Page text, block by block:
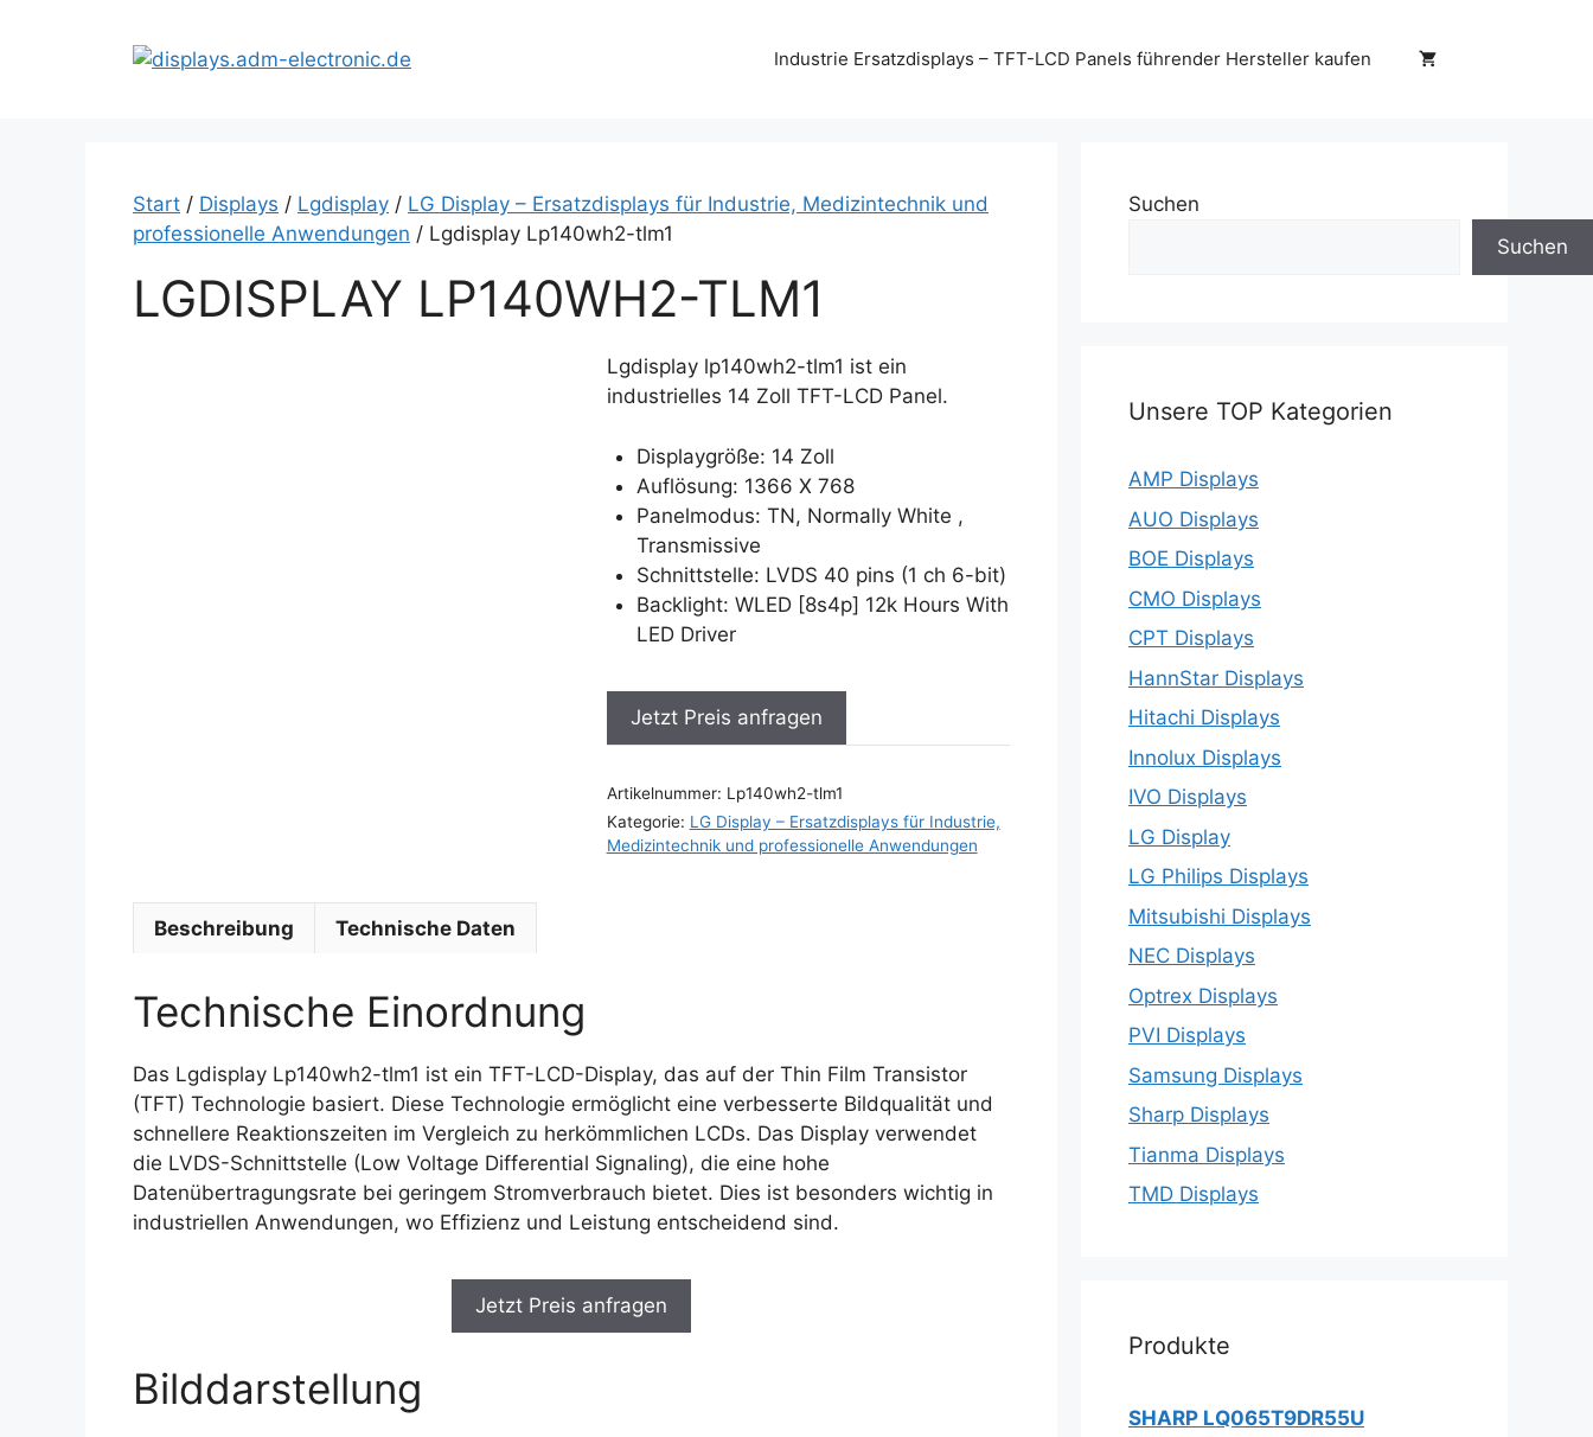
Industrie Ersatzdisplays – TFT-LCD Panels führender Hersteller kaufen
Start / Displays / Lgdisplay / LG Display – Ersatzdisplays für Industrie, Medizintechnik und
professionelle Anwendungen / Lgdisplay Lp140wh2-tlm1
LGDISPLAY LP140WH2-TLM1
Lgdisplay lp140wh2-tlm1 ist ein
industrielles 14 Zoll TFT-LCD Panel.
Displaygröße: 14 Zoll
Auflösung: 1366 X 768
Panelmodus: TN, Normally White ,
Transmissive
Schnittstelle: LVDS 40 pins (1 ch 6-bit)
Backlight: WLED [8s4p] 12k Hours With
LED Driver
Jetzt Preis anfragen
Artikelnummer: Lp140wh2-tlm1
Kategorie: LG Display – Ersatzdisplays für Industrie,
Medizintechnik und professionelle Anwendungen
Beschreibung Technische Daten
Technische Einordnung
Das Lgdisplay Lp140wh2-tlm1 ist ein TFT-LCD-Display, das auf der Thin Film Transistor
(TFT) Technologie basiert. Diese Technologie ermöglicht eine verbesserte Bildqualität und
schnellere Reaktionszeiten im Vergleich zu herkömmlichen LCDs. Das Display verwendet
die LVDS-Schnittstelle (Low Voltage Differential Signaling), die eine hohe
Datenübertragungsrate bei geringem Stromverbrauch bietet. Dies ist besonders wichtig in
industriellen Anwendungen, wo Effizienz und Leistung entscheidend sind.
Jetzt Preis anfragen
Bilddarstellung
Suchen
Suchen
Unsere TOP Kategorien
AMP Displays
AUO Displays
BOE Displays
CMO Displays
CPT Displays
HannStar Displays
Hitachi Displays
Innolux Displays
IVO Displays
LG Display
LG Philips Displays
Mitsubishi Displays
NEC Displays
Optrex Displays
PVI Displays
Samsung Displays
Sharp Displays
Tianma Displays
TMD Displays
Produkte
SHARP LQ065T9DR55U